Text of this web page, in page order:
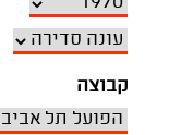
קבוצה